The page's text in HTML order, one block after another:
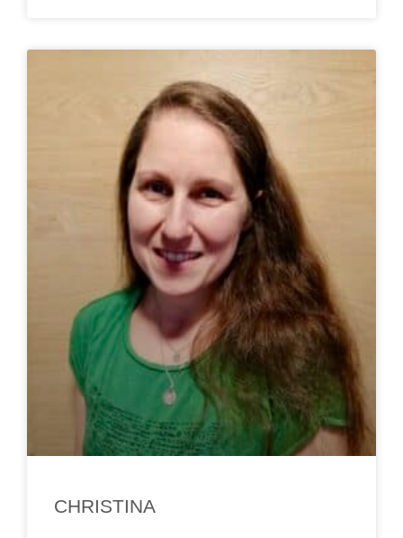
CHRISTINA